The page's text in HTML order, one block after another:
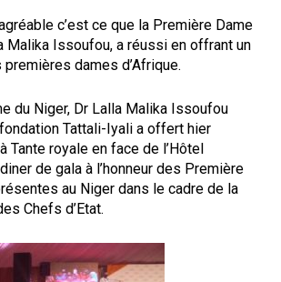
c’est ce que la Première Dame
Malika Issoufou, a réussi en offrant un
dames d’Afrique.
du Niger, Dr Lalla Malika Issoufou
Tattali-Iyali a offert hier
Tante royale en face de l’Hôtel
de gala à l’honneur des Première
au Niger dans le cadre de la
Chefs d’Etat.